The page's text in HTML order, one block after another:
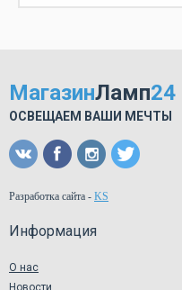
МагазинЛамп24
ОСВЕЩАЕМ ВАШИ МЕЧТЫ
Разработка сайта - KS
Информация
О нас
Новости